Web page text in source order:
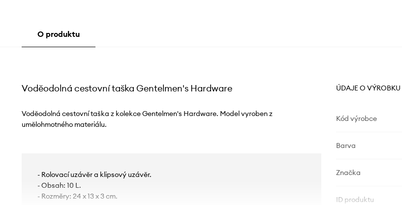
O produktu
Voděodolná cestovní taška Gentelmen's Hardware
Voděodolná cestovní taška z kolekce Gentelmen's Hardware. Model vyroben z
umělohmotného materiálu.
- Rolovací uzávěr a klipsový uzávěr.
- Obsah: 10 L.
- Rozměry: 24 x 13 x 3 cm.
ÚDAJE O VÝROBKU
Kód výrobce
Barva
Značka
ID produktu